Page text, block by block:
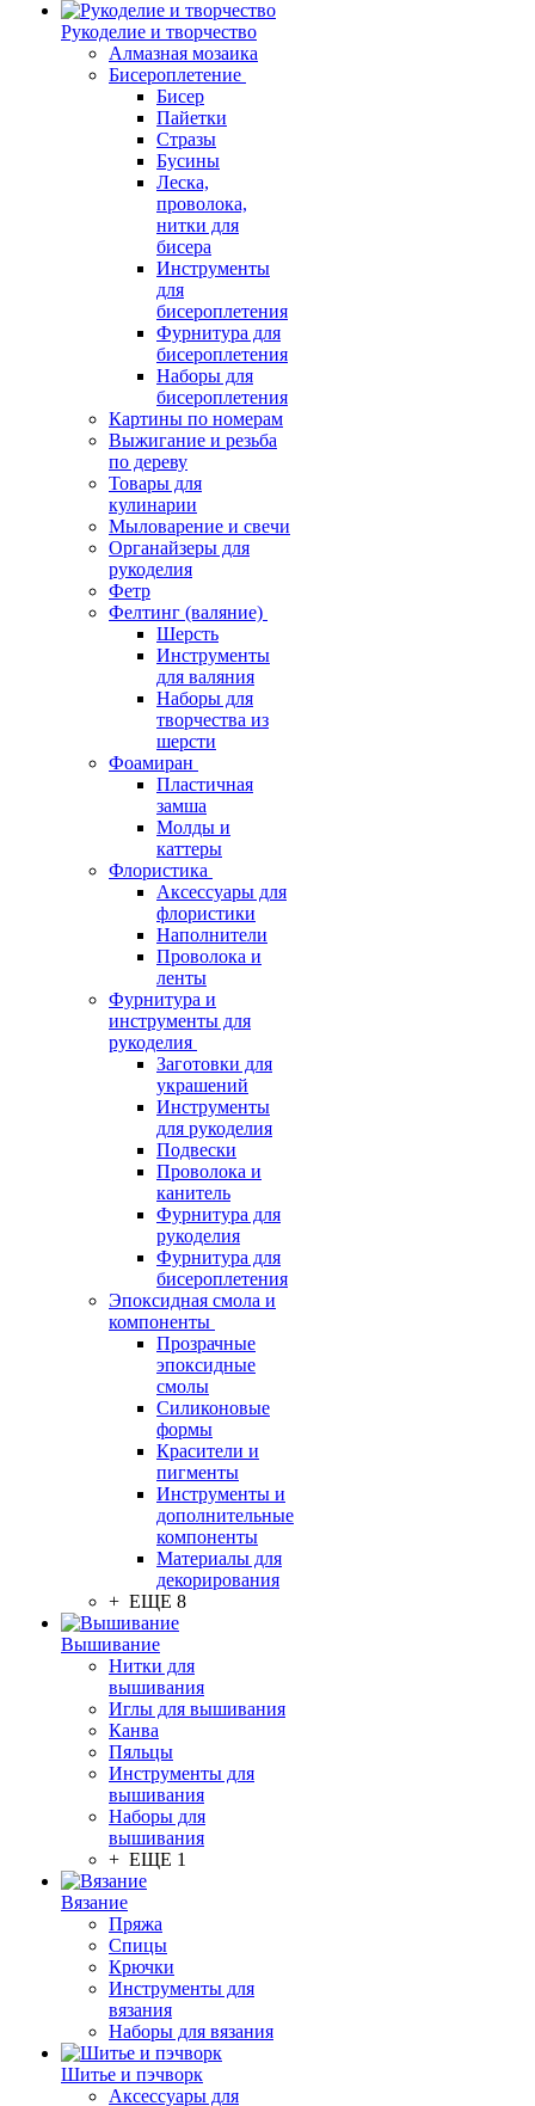
Рукоделие и творчество
Алмазная мозаика
Бисероплетение
Бисер
Пайетки
Стразы
Бусины
Леска,
проволока,
нитки для
бисера
Инструменты
для
бисероплетения
Фурнитура для
бисероплетения
Наборы для
бисероплетения
Картины по номерам
Выжигание и резьба
по дереву
Товары для
кулинарии
Мыловарение и свечи
Органайзеры для
рукоделия
Фетр
Фелтинг (валяние)
Шерсть
Инструменты
для валяния
Наборы для
творчества из
шерсти
Фоамиран
Пластичная
замша
Молды и
каттеры
Флористика
Аксессуары для
флористики
Наполнители
Проволока и
ленты
Фурнитура и
инструменты для
рукоделия
Заготовки для
украшений
Инструменты
для рукоделия
Подвески
Проволока и
канитель
Фурнитура для
рукоделия
Фурнитура для
бисероплетения
Эпоксидная смола и
компоненты
Прозрачные
эпоксидные
смолы
Силиконовые
формы
Красители и
пигменты
Инструменты и
дополнительные
компоненты
Материалы для
декорирования
+ ЕЩЕ 8
Вышивание
Нитки для
вышивания
Иглы для вышивания
Канва
Пяльцы
Инструменты для
вышивания
Наборы для
вышивания
+ ЕЩЕ 1
Вязание
Пряжа
Спицы
Крючки
Инструменты для
вязания
Наборы для вязания
Шитье и пэчворк
Аксессуары для